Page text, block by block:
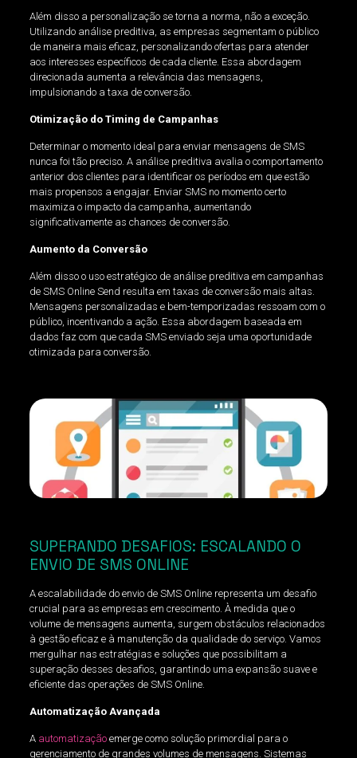
Além disso a personalização se torna a norma, não a exceção.
Utilizando análise preditiva, as empresas segmentam o público
de maneira mais eficaz, personalizando ofertas para atender
aos interesses específicos de cada cliente. Essa abordagem
direcionada aumenta a relevância das mensagens,
impulsionando a taxa de conversão.
Otimização do Timing de Campanhas
Determinar o momento ideal para enviar mensagens de SMS
nunca foi tão preciso. A análise preditiva avalia o comportamento
anterior dos clientes para identificar os períodos em que estão
mais propensos a engajar. Enviar SMS no momento certo
maximiza o impacto da campanha, aumentando
significativamente as chances de conversão.
Aumento da Conversão
Além disso o uso estratégico de análise preditiva em campanhas
de SMS Online Send resulta em taxas de conversão mais altas.
Mensagens personalizadas e bem-temporizadas ressoam com o
público, incentivando a ação. Essa abordagem baseada em
dados faz com que cada SMS enviado seja uma oportunidade
otimizada para conversão.
SUPERANDO DESAFIOS: ESCALANDO O
ENVIO DE SMS ONLINE
A escalabilidade do envio de SMS Online representa um desafio
crucial para as empresas em crescimento. À medida que o
volume de mensagens aumenta, surgem obstáculos relacionados
à gestão eficaz e à manutenção da qualidade do serviço. Vamos
mergulhar nas estratégias e soluções que possibilitam a
superação desses desafios, garantindo uma expansão suave e
eficiente das operações de SMS Online.
Automatização Avançada
A automatizaçãoemerge como solução primordial para o
gerenciamento de grandes volumes de mensagens. Sistemas